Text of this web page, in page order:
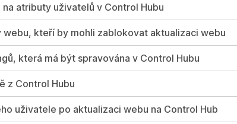
atributy uživatelů v Control Hubu
kteří by mohli zablokovat aktualizaci webu
která má být spravována v Control Hubu
z Control Hubu
uživatele po aktualizaci webu na Control Hub